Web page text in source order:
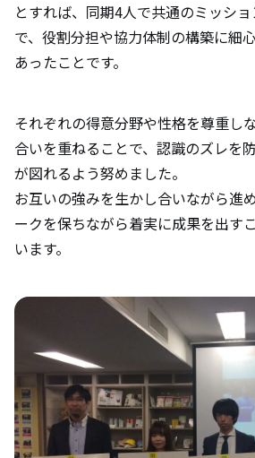
とすれば、同期4人で共通のミッシ
で、役割分担や協力体制の構築に細
あったことです。
それぞれの得意分野や性格を尊重し
合いを重ねることで、認識のズレを
が図れるよう努めました。
お互いの強みを生かし合いながら進
ークを保ちながら着実に成果を出す
います。